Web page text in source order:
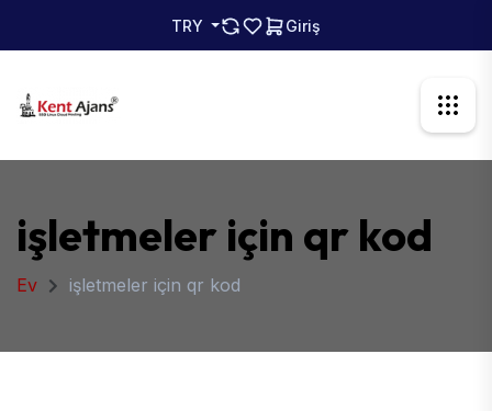
TRY Giriş
işletmeler için qr kod
Ev işletmeler için qr kod